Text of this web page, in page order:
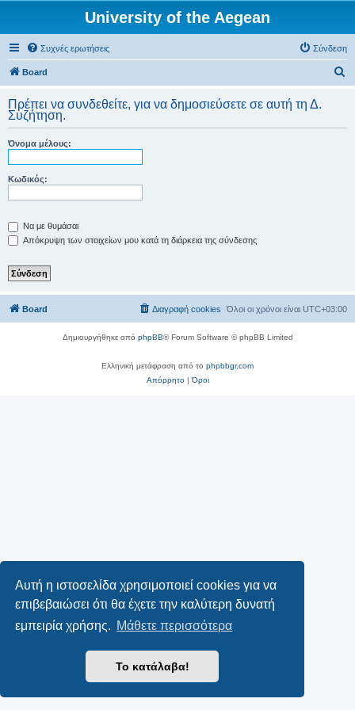
Αυτή η ιστοσελίδα χρησιμοποιεί cookies για να
επιβεβαιώσει ότι θα έχετε την καλύτερη δυνατή
εμπειρία χρήσης. Μάθετε περισσότερα
Το κατάλαβα!
University of the Aegean
Συχνές ερωτήσεις Σύνδεση
Board
ζ
Πρέπει να συνδεθείτε, για να δημοσιεύσετε σε αυτή τη Δ.
Συζήτηση.
Όνομα μέλους:
Κωδικός:
Να με θυμάσαι
Απόκρυψη των στοιχείων μου κατά τη διάρκεια της σύνδεσης
Board Όλοι οι χρόνοι είναι UTC+03:00
Διαγραφή cookies
Δημιουργήθηκε από phpBB® Forum Software © phpBB Limited
Ελληνική μετάφραση από το phpbbgr.com
Απόρρητο|Όροι